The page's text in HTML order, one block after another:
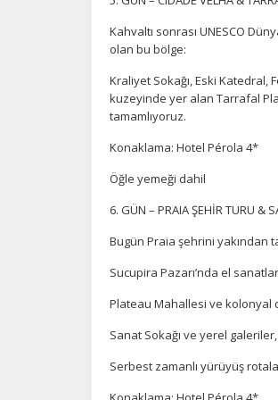
Kahvaltı sonrası UNESCO
olan bu bölge:
Kraliyet Sokağı, Eski Katedral,
kuzeyinde yer alan Tarrafal
tamamlıyoruz.
Konaklama: Hotel Pérola 4*
Öğle yemeği dahil
6. GÜN – PRAIA ŞEHİR TURU &
Bugün Praia şehrini yakından
Sucupira Pazarı’nda el
Plateau Mahallesi ve kolonyal
Sanat Sokağı ve yerel galeriler,
Serbest zamanlı yürüyüş